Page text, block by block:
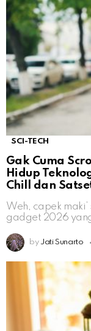
SCI-TECH
Gak Cuma
Hidup
Chill dan
Weh, capek
gadget 2026
by Jati Sunarto